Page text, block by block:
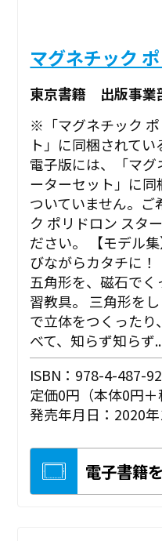
マグネチック
東京書籍 出版事業
※「マグネチック
ト」に同梱されて
電子版には、「マ
ーターセット」に
ついていません。ご
ク ポリドロン スタ
ださい。 【モデル
びながらカタチに
五角形を、磁石で
習教具。 三角形を
で立体をつくった
べて、知らず知らず
ISBN：978-4-487-
定価0円（本体0円＋
発売年月日：2020
電子書籍